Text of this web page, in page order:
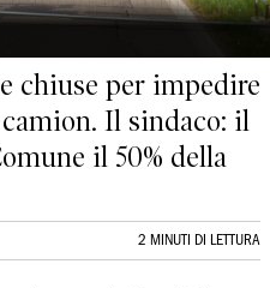
chiuse per impedire
Il sindaco: il
il 50% della
2 MINUTI DI LETTURA